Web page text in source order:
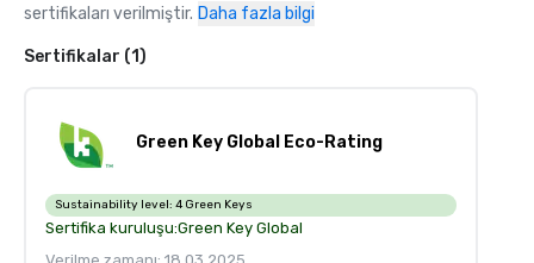
sertifikaları verilmiştir. Daha fazla bilgi
Sertifikalar (1)
Green Key Global Eco-Rating
Sustainability level: 4 Green Keys
Sertifika kuruluşu:Green Key Global